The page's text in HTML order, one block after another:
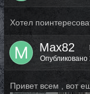
Хотел
Max82
Опубликовано
Привет всем , вот